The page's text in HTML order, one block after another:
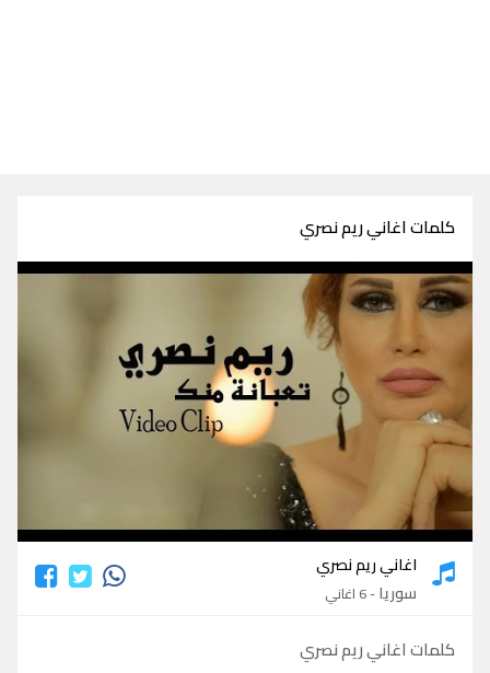
كلمات اغاني ريم نصري
كلمات اغاني ريم نصري
اغاني ريم نصري
سوريا- 6 اغاني
كلمات اغاني ريم نصري